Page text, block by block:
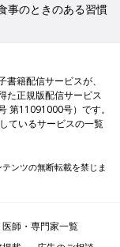
事のときのある習慣
籍配信サービスが、
た正規版配信サービス
第11091000号）です。
ているサービスの一覧
ンツの無断転載を禁じま
医師・専門家一覧